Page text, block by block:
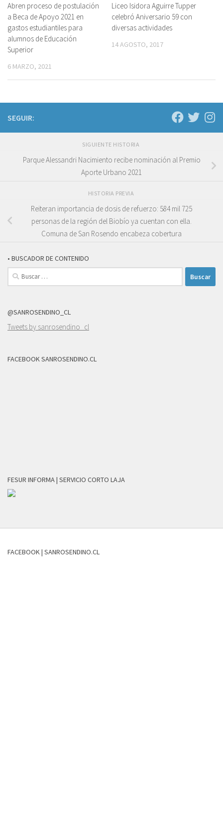
Abren proceso de postulación
a Beca de Apoyo 2021 en
gastos estudiantiles para
alumnos de Educación
Superior
6 MARZO, 2021
Liceo Isidora Aguirre Tupper
celebró Aniversario 59 con
diversas actividades
14 AGOSTO, 2017
SEGUIR:
SIGUIENTE HISTORIA
Parque Alessandri Nacimiento recibe nominación al Premio
Aporte Urbano 2021
HISTORIA PREVIA
Reiteran importancia de dosis de refuerzo: 584 mil 725
personas de la región del Biobío ya cuentan con ella.
Comuna de San Rosendo encabeza cobertura
• BUSCADOR DE CONTENIDO
Buscar:
@SANROSENDINO_CL
Tweets by sanrosendino_cl
FACEBOOK SANROSENDINO.CL
FESUR INFORMA | SERVICIO CORTO LAJA
FACEBOOK | SANROSENDINO.CL